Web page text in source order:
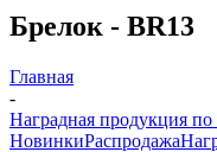
Брелок - BR13
Главная
-
Наградная продукция по
НовинкиРаспродажа